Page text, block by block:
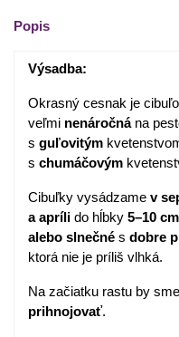
Popis
Výsadba:
Okrasný cesnak je
veľmi nenáročnána
s guľovitým
s chumáčovým
Cibuľky vysádzame v
a apríli do hĺbky 5–10 cm
alebo slnečné s dobre
ktorá nie je príliš vlhká.
Na začiatku rastu by
prihnojovať.